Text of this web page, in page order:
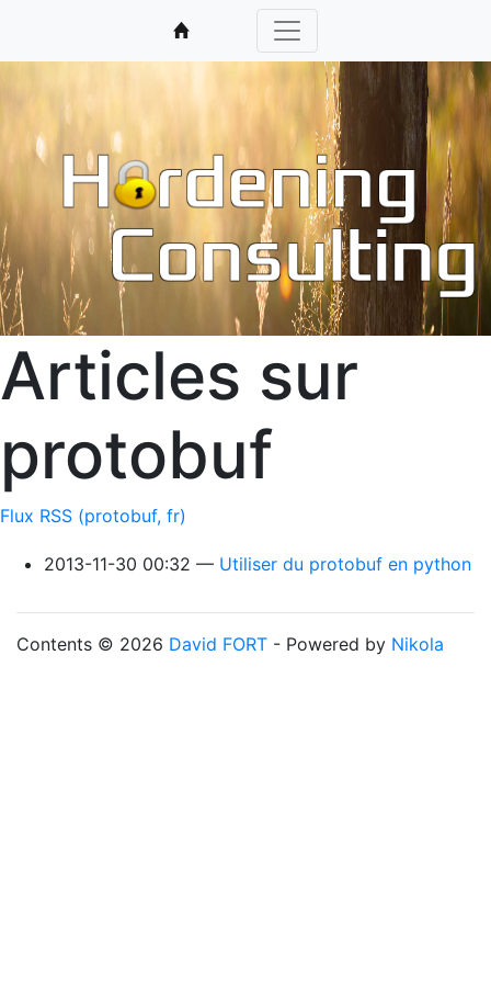
Articles sur
protobuf
Flux RSS (protobuf, fr)
2013-11-30 00:32 Utiliser du protobuf en python
Contents © 2026 David FORT - Powered by Nikola